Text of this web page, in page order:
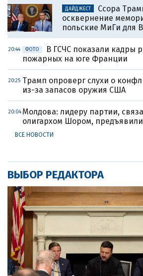
ДАЙДЖЕСТ
Ссора
осквернение
польские МиГи для
20:44 ФОТО
В ГСЧС показали кадры
пожарных на юге Франции
20:25 Трамп опроверг слухи о
из-за запасов оружия США
20:04 Молдова: лидеру партии,
олигархом Шором,
ВСЕ НОВОСТИ
ВЫБОР РЕДАКТОРА